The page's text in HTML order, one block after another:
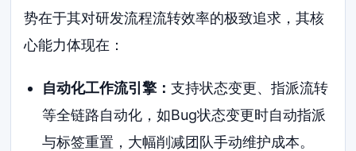
势在于其对研发流程流转效率的极致追求，其核
心能力体现在：
自动化工作流引擎： 支持状态变更、指派流转
等全链路自动化，如Bug状态变更时自动指派
与标签重置，大幅削减团队手动维护成本。